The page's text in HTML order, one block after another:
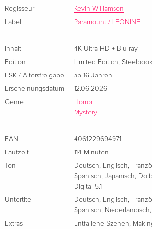
Limited Edition, Steelbook, 4K Ultra HD + Blu-
Limited Edition, Steelbook, 4K Ultra HD + Blu-
ray
Italienisch
Ice Nine Kills präsentiert "Twisting The
Mckenna Grace (Musikvideo) / Entfallene
Regisseur
Kevin Williamson
Label
Paramount / LEONINE
Inhalt
4K Ultra HD + Blu-ray
Edition
Limited Edition, Steelbook
FSK / Altersfreigabe
ab 16 Jahren
Erscheinungsdatum
12.06.2026
Genre
Horror
Mystery
EAN
4061229694971
Laufzeit
114 Minuten
Ton
Deutsch, Englisch,
Spanisch, Japanisch,
Digital 5.1
Untertitel
Deutsch, Englisch,
Spanisch, Niederländisch,
Extras
Entfallene Szenen,